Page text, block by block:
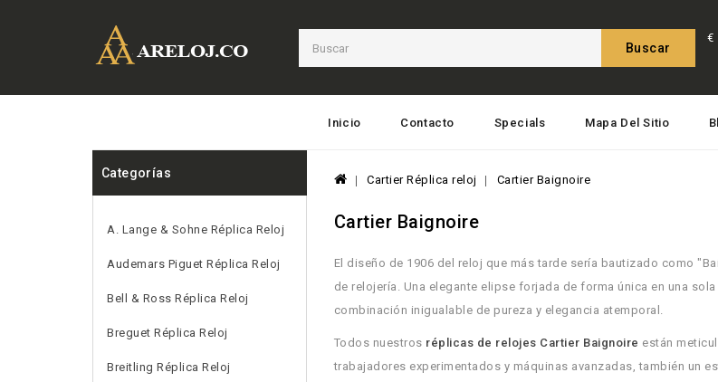
Buscar
€
Inicio Contacto Specials Mapa Del Sitio
Categorías
A. Lange & Sohne Réplica Reloj
Audemars Piguet Réplica Reloj
Bell & Ross Réplica Reloj
Breguet Réplica Reloj
Breitling Réplica Reloj
Cartier Réplica reloj Cartier Baignoire
Cartier Baignoire
El diseño de 1906 del reloj que más tarde sería bautizado como
de relojería. Una elegante elipse forjada de forma única en una
combinación inigualable de pureza y elegancia atemporal.
Todos nuestros réplicas de relojes Cartier Baignoire están
trabajadores experimentados y máquinas avanzadas, también un